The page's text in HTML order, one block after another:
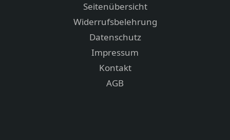
Seitenübersicht
Widerrufsbelehrung
Datenschutz
Impressum
Kontakt
AGB